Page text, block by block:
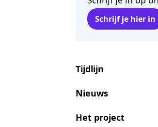
Schrijf je hier in
Tijdlijn
Nieuws
Het project